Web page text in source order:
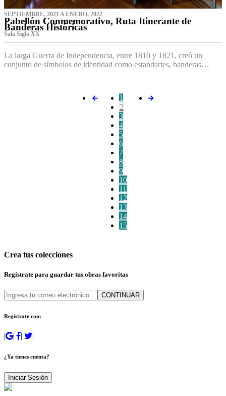
SEPTIEMBRE, 2021 A ENERO, 2022
Pabellón Conmemorativo, Ruta Itinerante de
Banderas Históricas
Sala Siglo XX
La larga Guerra de Independencia, entre 1810 y 1821, creó un
conjunto de símbolos de identidad como estandartes, banderas…
1
2
3
4
5
6
7
8
9
10
11
12
13
14
15
Crea tus colecciones
Regístrate para guardar tus obras favoritas
CONTINUAR
Regístrate con:
| | | |
¿Ya tienes cuenta?
Iniciar Sesión